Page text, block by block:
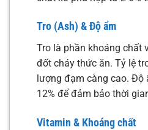
Tro (Ash) & Độ ẩm
Tro là phần khoáng chất
đốt cháy thức ăn. Tỷ lệ
lượng đạm càng cao.
12% để đảm bảo thời
Vitamin & Khoáng chất